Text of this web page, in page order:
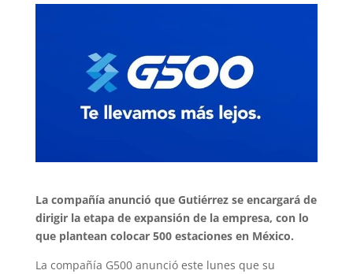
La compañía anunció que Gutiérrez se encargará de
dirigir la etapa de expansión de la empresa, con lo
que plantean colocar 500 estaciones en México.
La compañía G500 anunció este lunes que su